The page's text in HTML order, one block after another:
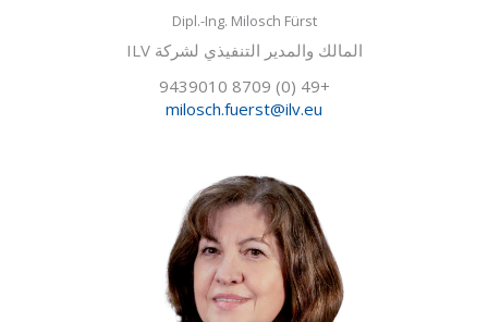
Dipl.-Ing. Milosch Fürst
المالك والمدير التنفيذي لشركة ILV
+49 (0) 8709 9439010
milosch.fuerst@ilv.eu